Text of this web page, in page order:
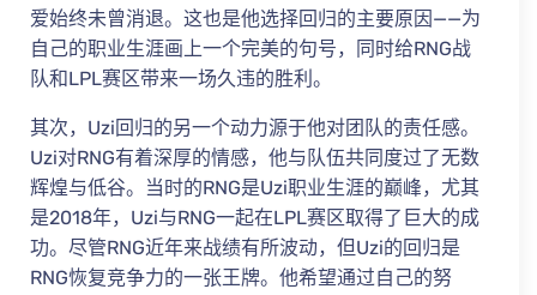
爱始终未曾消退。这也是他选择回归的主要原因——为
自己的职业生涯画上一个完美的句号，同时给RNG战
队和LPL赛区带来一场久违的胜利。
其次，Uzi回归的另一个动力源于他对团队的责任感。
Uzi对RNG有着深厚的情感，他与队伍共同度过了无数
辉煌与低谷。当时的RNG是Uzi职业生涯的巅峰，尤其
是2018年，Uzi与RNG一起在LPL赛区取得了巨大的成
功。尽管RNG近年来战绩有所波动，但Uzi的回归是
RNG恢复竞争力的一张王牌。他希望通过自己的努